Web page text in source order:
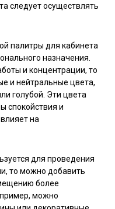
следует осуществлять
палитры для кабинета
назначения.
и концентрации, то
и нейтральные цвета,
голубой. Эти цвета
спокойствия и
на
для проведения
то можно добавить
более
можно